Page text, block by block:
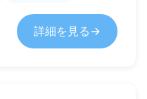
詳細を見る